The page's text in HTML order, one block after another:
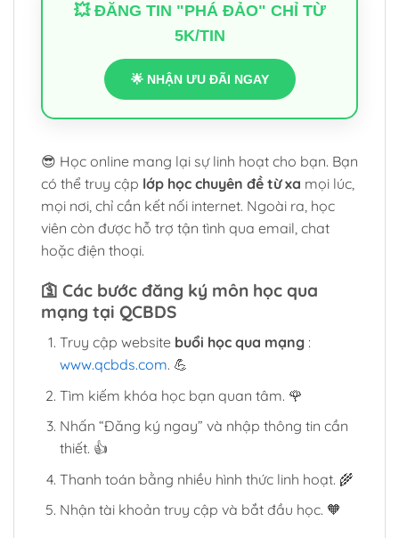
💥 ĐĂNG TIN "PHÁ ĐẢO" CHỈ TỪ
5K/TIN
🌟 NHẬN ƯU ĐÃI NGAY
😎 Học online mang lại sự linh hoạt cho bạn. Bạn
có thể truy cập lớp học chuyên đề từ xa mọi lúc,
mọi nơi, chỉ cần kết nối internet. Ngoài ra, học
viên còn được hỗ trợ tận tình qua email, chat
hoặc điện thoại.
🛐 Các bước đăng ký môn học qua
mạng tại QCBDS
Truy cập website buổi học qua mạng :
www.qcbds.com. 💪
Tìm kiếm khóa học bạn quan tâm. 🌹
Nhấn “Đăng ký ngay” và nhập thông tin cần
thiết. 👍
Thanh toán bằng nhiều hình thức linh hoạt. 🌾
Nhận tài khoản truy cập và bắt đầu học. 🧡